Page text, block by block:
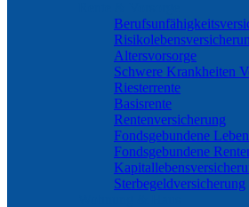
Altersvorsorge
Schwere Krankheiten
Riesterrente
Basisrente
Rentenversicherung
Fondsgebundene
Fondsgebundene
Sterbegeldversicherung